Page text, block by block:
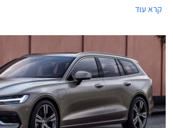
המכירות בשוק האמריקאי החשוב.
קרא עוד